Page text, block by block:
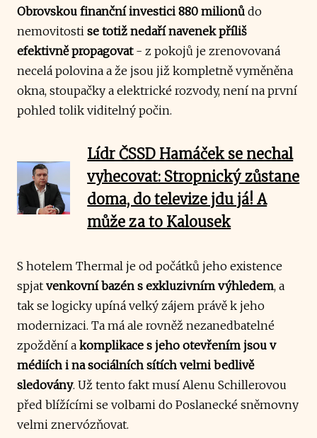
Obrovskou finanční investici 880 milionů do
nemovitosti se totiž nedaří navenek příliš
efektivně propagovat- z pokojů je zrenovovaná
necelá polovina a že jsou již kompletně vyměněna
okna, stoupačky a elektrické rozvody, není na první
pohled tolik viditelný počin.
Lídr ČSSD Hamáček se nechal
vyhecovat: Stropnický zůstane
doma, do televize jdu já! A
může za to Kalousek
S hotelem Thermal je od počátků jeho existence
spjat venkovní bazén s exkluzivním výhledem, a
tak se logicky upíná velký zájem právě k jeho
modernizaci. Ta má ale rovněž nezanedbatelné
zpoždění a komplikace s jeho otevřením jsou v
médiích i na sociálních sítích velmi bedlivě
sledovány. Už tento fakt musí Alenu Schillerovou
před blížícími se volbami do Poslanecké sněmovny
velmi znervózňovat.